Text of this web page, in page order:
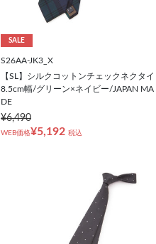
SALE
S26AA-JK3_X
【SL】シルクコットンチェックネクタイ
8.5cm幅/グリーン×ネイビー/JAPAN MA
DE
¥6,490
WEB価格¥5,192 税込